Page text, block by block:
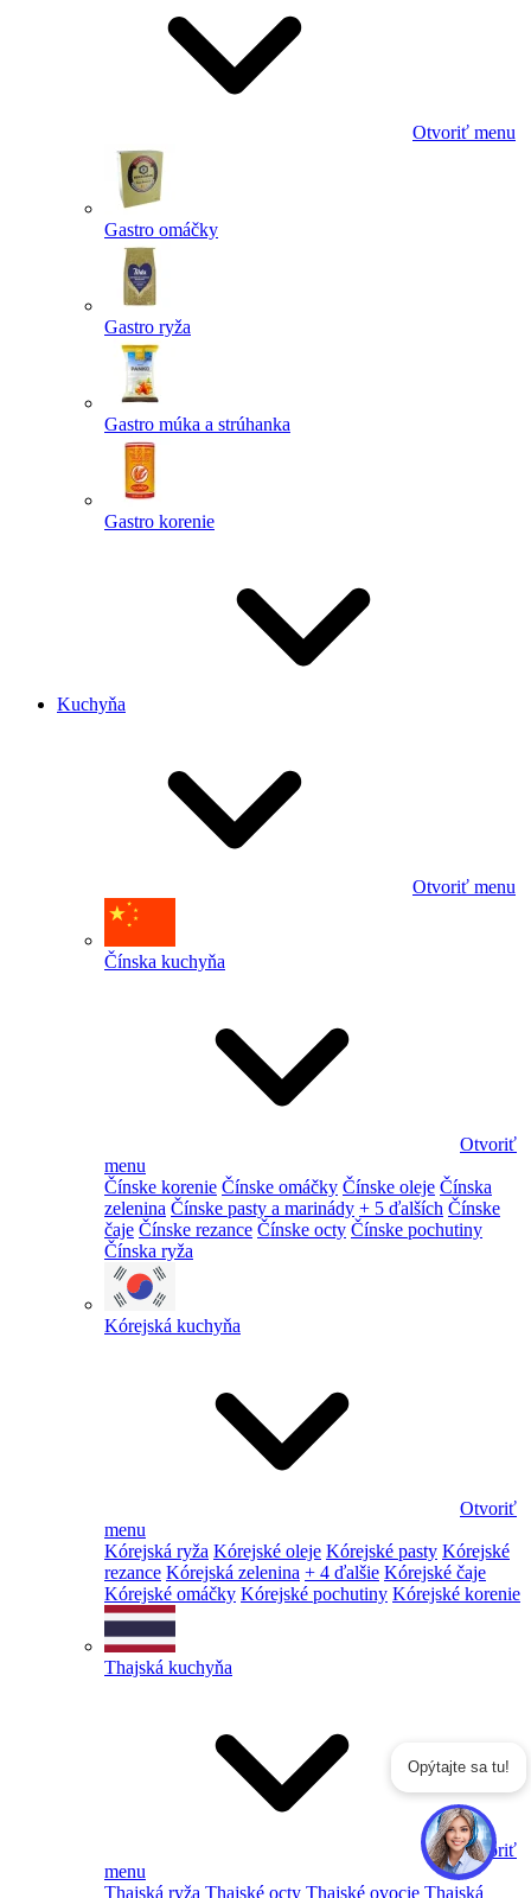
Otvoriť menu
Gastro omáčky
Gastro ryža
Gastro múka a strúhanka
Gastro korenie
Kuchyňa
Otvoriť menu
Čínska kuchyňa
Otvoriť
menu
Čínske korenie Čínske omáčky Čínske oleje Čínska
zelenina Čínske pasty a marinády + 5 ďalších Čínske
čaje Čínske rezance Čínske octy Čínske pochutiny
Čínska ryža
Kórejská kuchyňa
Otvoriť
menu
Kórejská ryža Kórejské oleje Kórejské pasty Kórejské
rezance Kórejská zelenina + 4 ďalšie Kórejské čaje
Kórejské omáčky Kórejské pochutiny Kórejské korenie
Thajská kuchyňa
Otvoriť
menu
Thajská ryža Thajské octy Thajské ovocie Thajská
Opýtajte sa tu!